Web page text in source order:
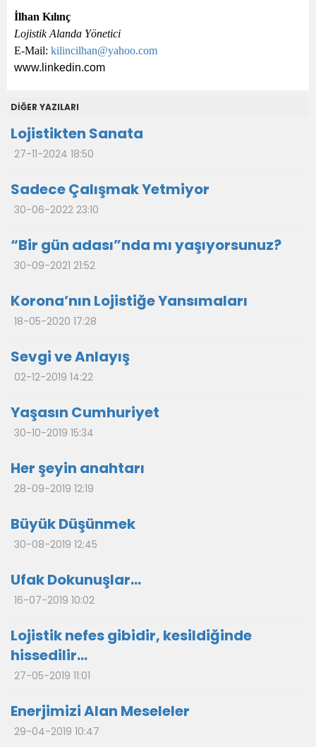
İlhan Kılınç
Lojistik Alanda Yönetici
E-Mail: kilincilhan@yahoo.com
www.linkedin.com
DİĞER YAZILARI
Lojistikten Sanata
27-11-2024 18:50
Sadece Çalışmak Yetmiyor
30-06-2022 23:10
“Bir gün adası”nda mı yaşıyorsunuz?
30-09-2021 21:52
Korona’nın Lojistiğe Yansımaları
18-05-2020 17:28
Sevgi ve Anlayış
02-12-2019 14:22
Yaşasın Cumhuriyet
30-10-2019 15:34
Her şeyin anahtarı
28-09-2019 12:19
Büyük Düşünmek
30-08-2019 12:45
Ufak Dokunuşlar…
16-07-2019 10:02
Lojistik nefes gibidir, kesildiğinde
hissedilir…
27-05-2019 11:01
Enerjimizi Alan Meseleler
29-04-2019 10:47